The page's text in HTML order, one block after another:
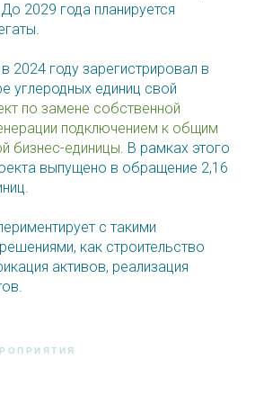
2029 года планируется
2024 году зарегистрировал в
углеродных единиц свой
по замене собственной
подключением к общим
бизнес-единицы. В рамках этого
выпущено в обращение 2,16
с такими
как строительство
активов, реализация